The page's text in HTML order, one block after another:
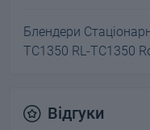
Блендери
TC1350 RL-TC1350
Відгуки